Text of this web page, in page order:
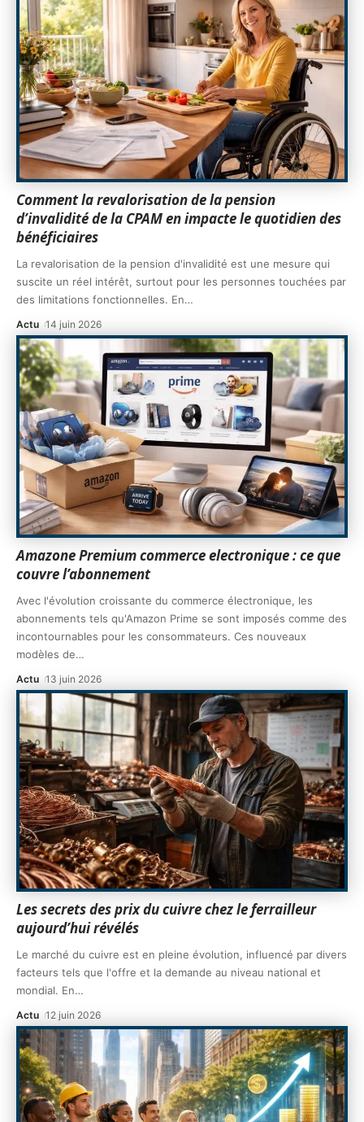
Comment la revalorisation de la pension
d’invalidité de la CPAM en impacte le quotidien des
bénéficiaires
La revalorisation de la pension d'invalidité est une mesure qui
suscite un réel intérêt, surtout pour les personnes touchées par
des limitations fonctionnelles. En…
Actu 14 juin 2026
Amazone Premium commerce electronique : ce que
couvre l’abonnement
Avec l'évolution croissante du commerce électronique, les
abonnements tels qu'Amazon Prime se sont imposés comme des
incontournables pour les consommateurs. Ces nouveaux
modèles de…
Actu 13 juin 2026
Les secrets des prix du cuivre chez le ferrailleur
aujourd’hui révélés
Le marché du cuivre est en pleine évolution, influencé par divers
facteurs tels que l'offre et la demande au niveau national et
mondial. En…
Actu 12 juin 2026